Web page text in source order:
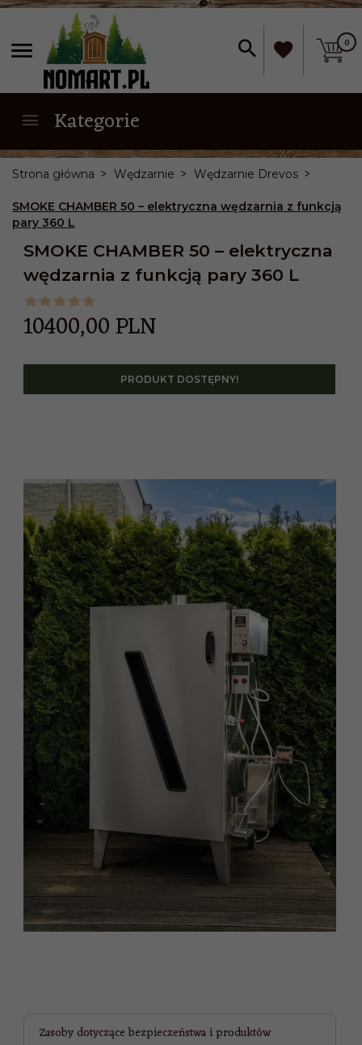
0
Kategorie
Strona główna Wędzarnie Wędzarnie Drevos
SMOKE CHAMBER 50 – elektryczna wędzarnia z funkcją
pary 360 L
SMOKE CHAMBER 50 – elektryczna
wędzarnia z funkcją pary 360 L
10400,00PLN
PRODUKT DOSTĘPNY!
Zasoby dotyczące bezpieczeństwa i produktów